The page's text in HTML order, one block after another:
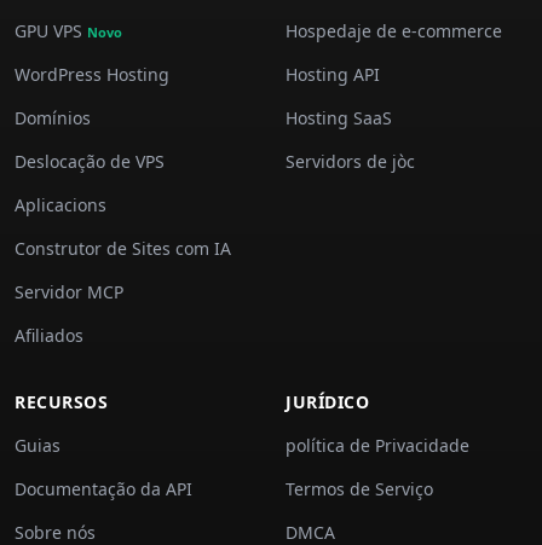
GPU VPS Novo
WordPress Hosting
Domínios
Deslocação de VPS
Aplicacions
Construtor de Sites com IA
Servidor MCP
Afiliados
Hospedaje de e-commerce
Hosting API
Hosting SaaS
Servidors de jòc
RECURSOS
Guias
Documentação da API
Sobre nós
JURÍDICO
política de Privacidade
Termos de Serviço
DMCA